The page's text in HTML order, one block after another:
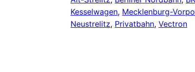
Kesselwagen, Mecklenburg-
Neustrelitz, Privatbahn, Vectron